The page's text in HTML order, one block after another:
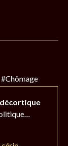
#Chômage